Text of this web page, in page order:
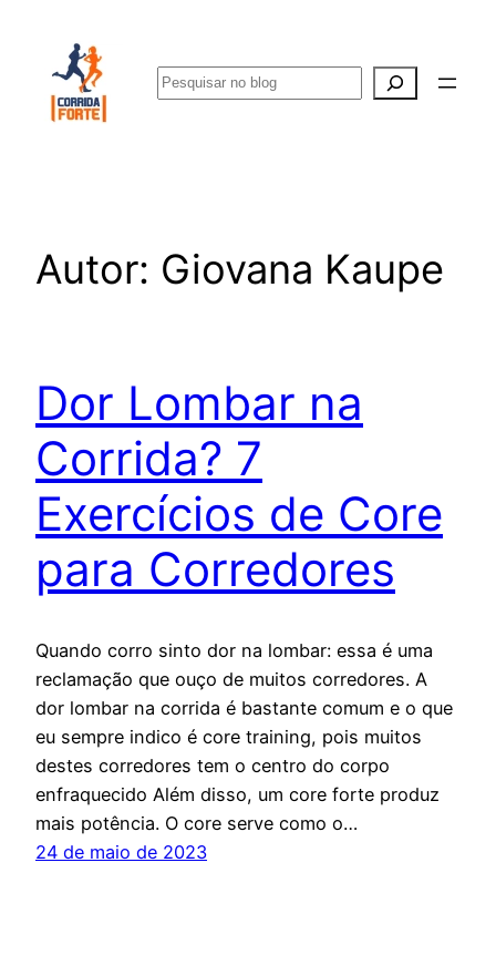
conteúdo
Pesquisar
Autor: Giovana Kaupe
Dor Lombar na
Corrida? 7
Exercícios de Core
para Corredores
Quando corro sinto dor na lombar: essa é uma
reclamação que ouço de muitos corredores. A
dor lombar na corrida é bastante comum e o que
eu sempre indico é core training, pois muitos
destes corredores tem o centro do corpo
enfraquecido Além disso, um core forte produz
mais potência. O core serve como o…
24 de maio de 2023